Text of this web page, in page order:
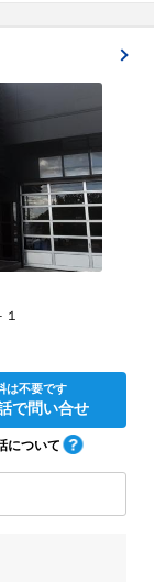
１
は不要です
で問い合せ
について